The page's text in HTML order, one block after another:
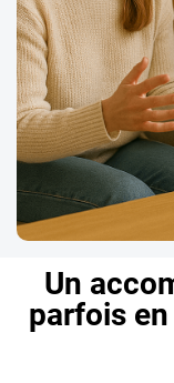
Un
parfois